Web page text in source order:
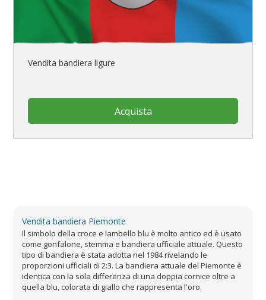
Vendita bandiera ligure
Acquista
Vendita bandiera Piemonte
Il simbolo della croce e lambello blu è molto antico ed è usato
come gonfalone, stemma e bandiera ufficiale attuale. Questo
tipo di bandiera è stata adotta nel 1984 rivelando le
proporzioni ufficiali di 2:3. La bandiera attuale del Piemonte è
identica con la sola differenza di una doppia cornice oltre a
quella blu, colorata di giallo che rappresenta l'oro.